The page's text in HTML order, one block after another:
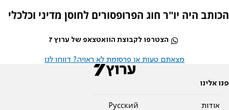
הכותב היה יו"ר חוג הפרופסורים לחוסן מדיני וכלכלי
הצטרפו לקבוצת הוואטצאפ של ערוץ 7
מצאתם טעות או פרסומת לא ראויה? דווחו לנו
פנו אלינו
אודות
Pусский